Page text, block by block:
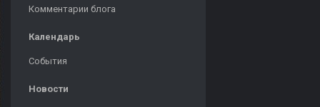
Комментарии блога
Календарь
События
Новости